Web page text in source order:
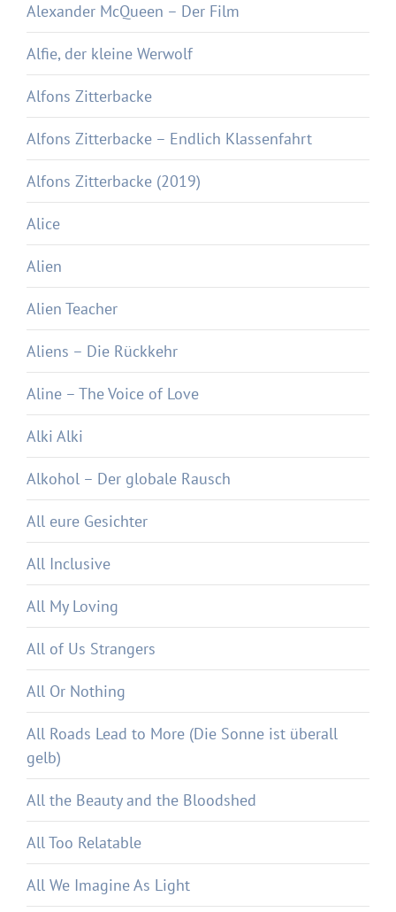
Alexander McQueen – Der Film
Alfie, der kleine Werwolf
Alfons Zitterbacke
Alfons Zitterbacke – Endlich Klassenfahrt
Alfons Zitterbacke (2019)
Alice
Alien
Alien Teacher
Aliens – Die Rückkehr
Aline – The Voice of Love
Alki Alki
Alkohol – Der globale Rausch
All eure Gesichter
All Inclusive
All My Loving
All of Us Strangers
All Or Nothing
All Roads Lead to More (Die Sonne ist überall
gelb)
All the Beauty and the Bloodshed
All Too Relatable
All We Imagine As Light